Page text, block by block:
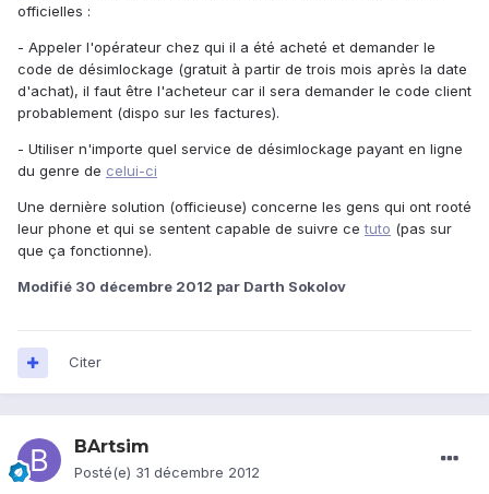
officielles :
- Appeler l'opérateur chez qui il a été acheté et demander le
code de désimlockage (gratuit à partir de trois mois après la date
d'achat), il faut être l'acheteur car il sera demander le code client
probablement (dispo sur les factures).
- Utiliser n'importe quel service de désimlockage payant en ligne
du genre de celui-ci
Une dernière solution (officieuse) concerne les gens qui ont rooté
leur phone et qui se sentent capable de suivre cetuto (pas sur
que ça fonctionne).
Modifié 30 décembre 2012 par Darth Sokolov
Citer
BArtsim
Posté(e) 31 décembre 2012